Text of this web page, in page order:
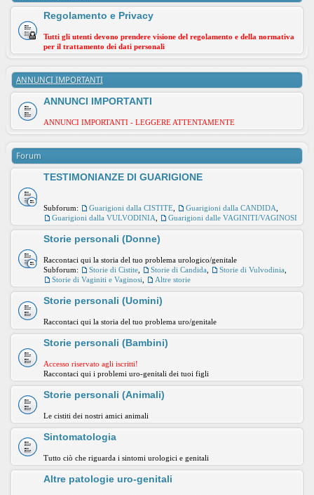
Regolamento e Privacy
Tutti gli utenti devono prendere visione del regolamento e della normativa
per il trattamento dei dati personali
ANNUNCI IMPORTANTI
ANNUNCI IMPORTANTI
ANNUNCI IMPORTANTI - LEGGERE ATTENTAMENTE
Forum
TESTIMONIANZE DI GUARIGIONE
Subforum: Guarigioni dalla CISTITE Guarigioni dalla CANDIDA
Guarigioni dalla VULVODINIA
Guarigioni dalle VAGINITI/VAGINOSI
Storie personali (Donne)
Raccontaci qui la storia del tuo problema urologico/genitale
Subforum:
Storie di Cistite Storie di Candida Storie di Vulvodinia
Storie di Vaginiti e Vaginosi
Altre storie
Storie personali (Uomini)
Raccontaci qui la storia del tuo problema uro/genitale
Storie personali (Bambini)
Accesso riservato agli iscritti!
Raccontaci qui i problemi uro-genitali dei tuoi figli
Storie personali (Animali)
Le cistiti dei nostri amici animali
Sintomatologia
Tutto ciò che riguarda i sintomi urologici e genitali
Altre patologie uro-genitali